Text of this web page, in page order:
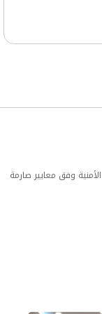
وفق معايير صارمة